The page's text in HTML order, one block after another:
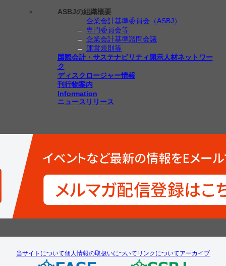
ASBJの組織概要
企業会計基準委員会（ASBJ）
専門委員会等
企業会計基準諮問会議
運営規則等
国際会計・サステナビリティ開示人材ネットワー
ク
ディスクロージャー情報
刊行物案内
Information
ニュースリリース
当サイトについて個人情報の取扱いについて リンクについてアーカイブ